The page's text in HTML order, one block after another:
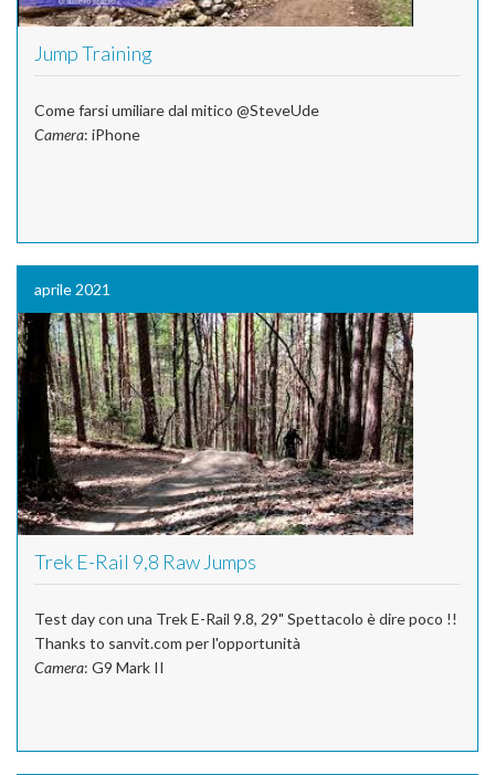
Jump Training
Come farsi umiliare dal mitico @SteveUde
Camera: iPhone
aprile 2021
Trek E-Rail 9,8 Raw Jumps
Test day con una Trek E-Rail 9.8, 29" Spettacolo è dire poco !!
Thanks to sanvit.com per l'opportunità
Camera: G9 Mark II